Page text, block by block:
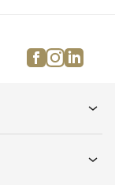
facebook